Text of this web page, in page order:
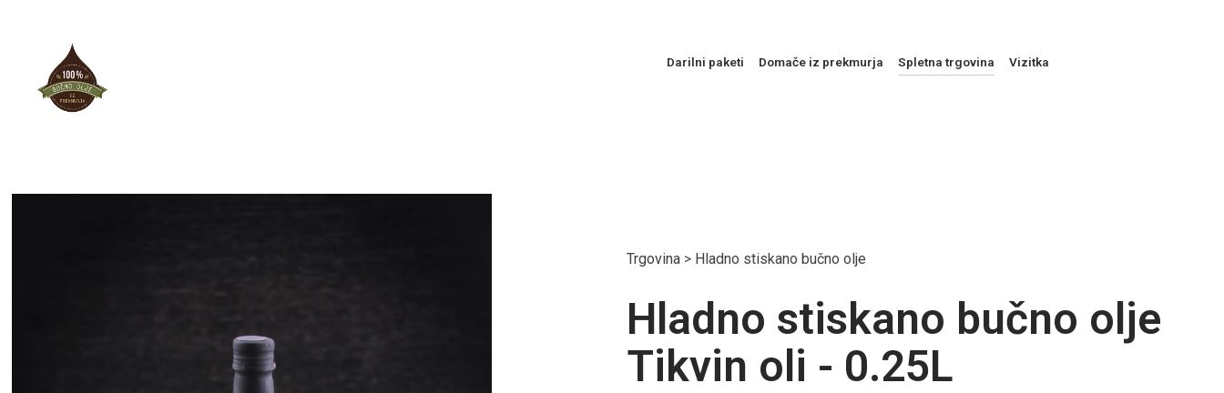
Darilni paketi Domače iz prekmurja Spletna trgovina Vizitka
Trgovina> Hladno stiskano bučno olje
Hladno stiskano bučno olje
Tikvin oli - 0.25L